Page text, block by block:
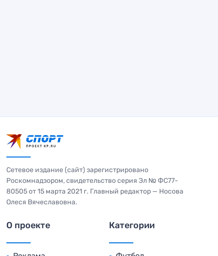
Сетевое издание (сайт) зарегистрировано
Роскомнадзором, свидетельство серия Эл № ФС77-
80505 от 15 марта 2021 г. Главный редактор — Носова
Олеся Вячеславовна.
О проекте Категории